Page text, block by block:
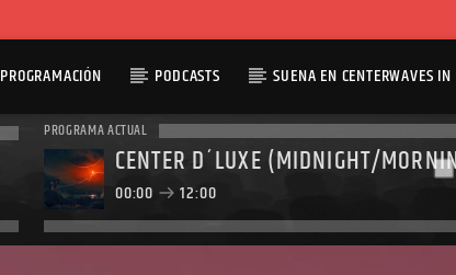
PROGRAMACIÓN PODCASTS SUENA EN CENTERWAVES IN
PROGRAMA ACTUAL
CENTER D´LUXE (MIDNIGHT/
00:00 12:00